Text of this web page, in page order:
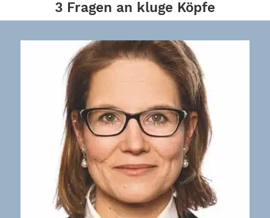
3 Fragen an kluge Köpfe